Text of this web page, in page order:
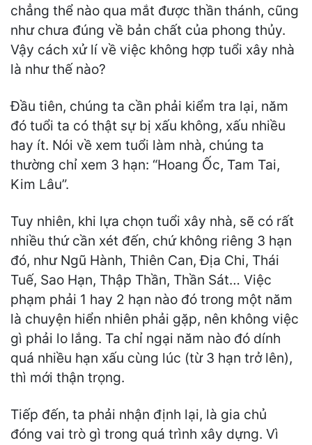
chẳng thể nào qua mắt được thần thánh, cũng
như chưa đúng về bản chất của phong thủy.
Vậy cách xử lí về việc không hợp tuổi xây nhà
là như thế nào?
Đầu tiên, chúng ta cần phải kiểm tra lại, năm
đó tuổi ta có thật sự bị xấu không, xấu nhiều
hay ít. Nói về xem tuổi làm nhà, chúng ta
thường chỉ xem 3 hạn: “Hoang Ốc, Tam Tai,
Kim Lâu”.
Tuy nhiên, khi lựa chọn tuổi xây nhà, sẽ có rất
nhiều thứ cần xét đến, chứ không riêng 3 hạn
đó, như Ngũ Hành, Thiên Can, Địa Chi, Thái
Tuế, Sao Hạn, Thập Thần, Thần Sát… Việc
phạm phải 1 hay 2 hạn nào đó trong một năm
là chuyện hiển nhiên phải gặp, nên không việc
gì phải lo lắng. Ta chỉ ngại năm nào đó dính
quá nhiều hạn xấu cùng lúc (từ 3 hạn trở lên),
thì mới thận trọng.
Tiếp đến, ta phải nhận định lại, là gia chủ
đóng vai trò gì trong quá trình xây dựng. Vì